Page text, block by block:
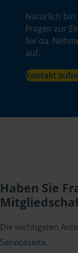
Natürlich bin
Fragen zur
Sie da.
auf.
Kontakt
Haben Sie
Die wichtigsten
Serviceseite.